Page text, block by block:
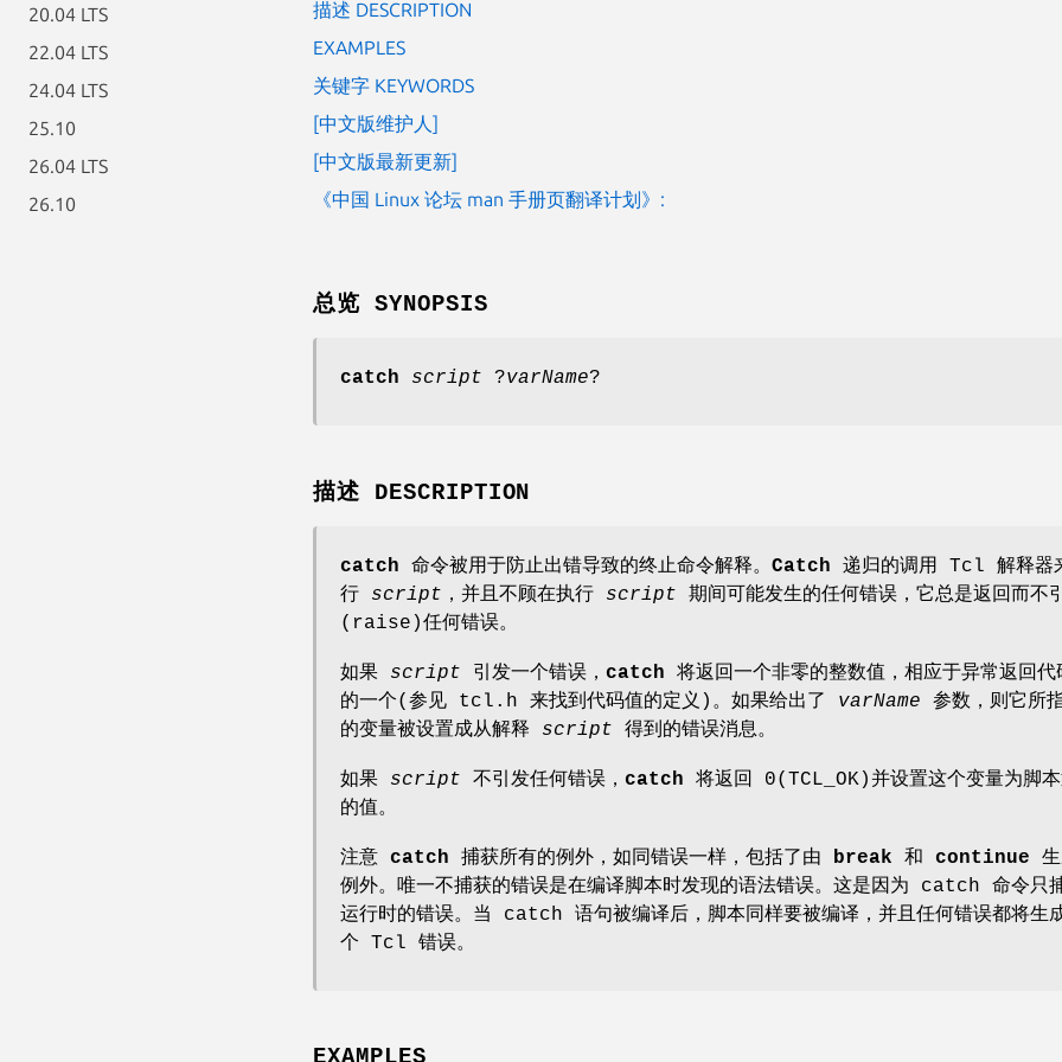
20.04 LTS
22.04 LTS
24.04 LTS
25.10
26.04 LTS
26.10
描述 DESCRIPTION
EXAMPLES
关键字 KEYWORDS
[中文版维护人]
[中文版最新更新]
《中国 Linux 论坛 man 手册页翻译计划》:
总览 SYNOPSIS
catch script ?varName?
描述 DESCRIPTION
catch 命令被用于防止出错导致的终止命令解释。 Catch 递归的调用 Tcl 解释器
行 script ，并且不顾在执行 script 期间可能发生的任何错误，它总是返回而不
(raise)任何错误。
如果 script 引发一个错误， catch 将返回一个非零的整数值，相应于异常返回代
的一个(参见 tcl.h 来找到代码值的定义)。如果给出了 varName 参数，则它所
的变量被设置成从解释 script 得到的错误消息。
如果 script 不引发任何错误， catch 将返回 0(TCL_OK)并设置这个变量为脚
的值。
注意 catch 捕获所有的例外，如同错误一样，包括了由 break 和 continue
例外。唯一不捕获的错误是在编译脚本时发现的语法错误。这是因为 catch 命令只
运行时的错误。当 catch 语句被编译后，脚本同样要被编译，并且任何错误都将生
个 Tcl 错误。